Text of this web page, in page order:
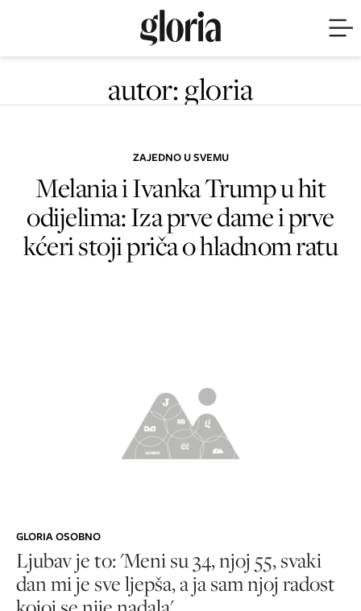
autor: gloria
ZAJEDNO U SVEMU
Melania i Ivanka Trump u hit
odijelima: Iza prve dame i prve
kćeri stoji priča o hladnom ratu
GLORIA OSOBNO
Ljubav je to: 'Meni su 34, njoj 55, svaki
dan mi je sve ljepša, a ja sam njoj radost